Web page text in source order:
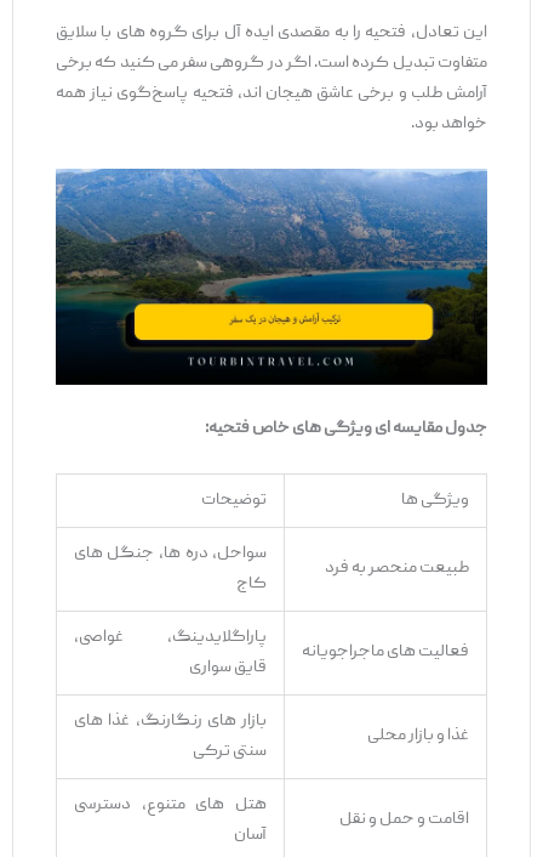
این تعادل، فتحیه را به مقصدی ایده ‌آل برای گروه‌ های با سلایق
متفاوت تبدیل کرده است. اگر در گروهی سفر می ‌کنید که برخی
آرامش ‌طلب و برخی عاشق هیجان ‌اند، فتحیه پاسخ‌گوی نیاز همه
خواهد بود.
جدول مقایسه‌ای ویژگی‌های خاص فتحیه:
ویژگی ‌ها توضیحات
طبیعت منحصر به ‌فرد
سواحل، دره ‌ها، جنگل ‌های
کاج
فعالیت ‌های ماجراجویانه
پاراگلایدینگ، غواصی،
قایق ‌سواری
غذا و بازار محلی
بازار های رنگارنگ، غذا های
سنتی ترکی
اقامت و حمل ‌و نقل
هتل ‌های متنوع، دسترسی
آسان